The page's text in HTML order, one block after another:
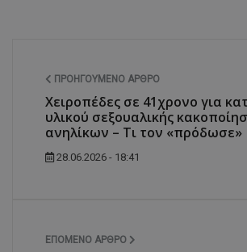
ΠΡΟΗΓΟΎΜΕΝΟ ΆΡΘΡΟ
Χειροπέδες σε 41χρονο για
υλικού σεξουαλικής
ανηλίκων – Τι τον «πρόδωσε»
28.06.2026 - 18:41
ΕΠΌΜΕΝΟ ΆΡΘΡΟ